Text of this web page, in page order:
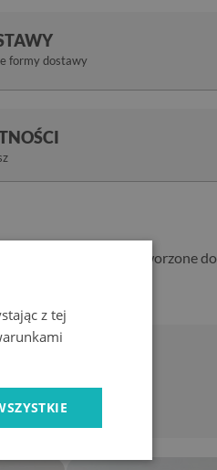
kolory są wręcz stworzone do
domu.
formy dostawy
gwarancji
z tej